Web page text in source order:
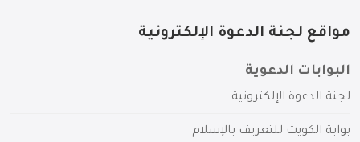
مواقع لجنة الدعوة الإلكترونية
البوابات الدعوية
لجنة الدعوة الإلكترونية
بوابة الكويت للتعريف بالإسلام